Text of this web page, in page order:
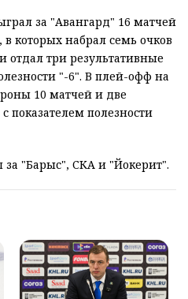
за "Авангард" 16 матчей
которых набрал семь очков
отдал три результативные
"-6". В плей-офф на
10 матчей и две
показателем полезности
за "Барыс", СКА и "Йокерит".